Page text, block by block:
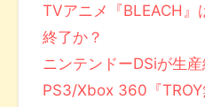
TVアニメ『BLEACH』
終了か？
ニンテンドーDSiが生
PS3/Xbox 360『